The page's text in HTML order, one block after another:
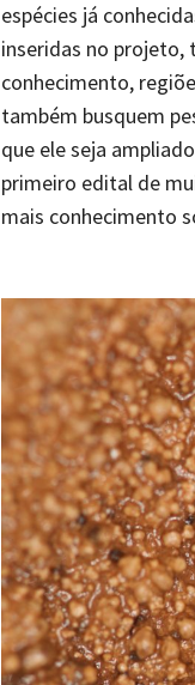
espécies já
inseridas no projeto,
conhecimento,
também busquem
que ele seja
primeiro edital de
mais conhecimento